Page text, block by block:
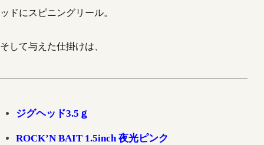
ッドにスピニングリール。
そして与えた仕掛けは、
ジグヘッド3.5ｇ
ROCK’N BAIT 1.5inch 夜光ピンク